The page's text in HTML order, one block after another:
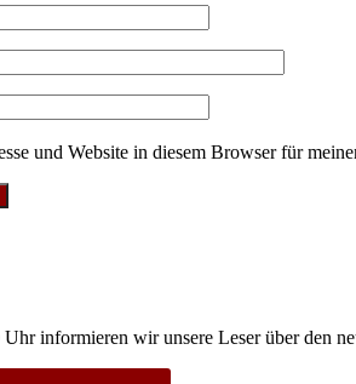
und Website in diesem Browser für
informieren wir unsere Leser über den